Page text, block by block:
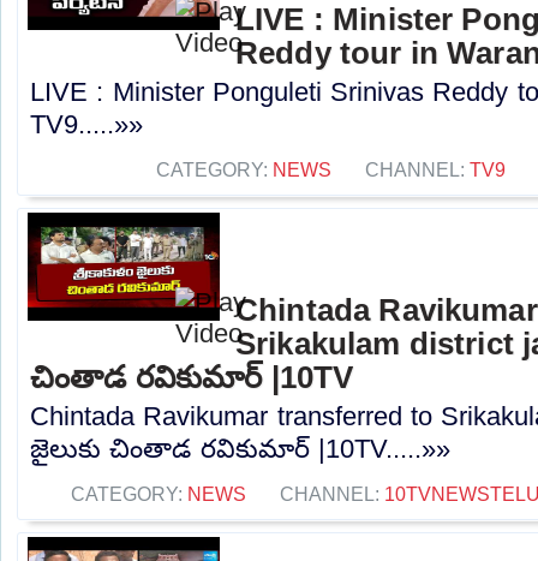
LIVE : Minister
Reddy tour in
LIVE : Minister Ponguleti Srinivas Reddy
TV9.....»»
CATEGORY: NEWS CHANNEL: TV9
Chintada
Srikakulam district
చింతాడ రవికుమార్ |10TV
Chintada Ravikumar transferred to
జైలుకు చింతాడ రవికుమార్ |10TV.....»»
CATEGORY: NEWS CHANNEL: